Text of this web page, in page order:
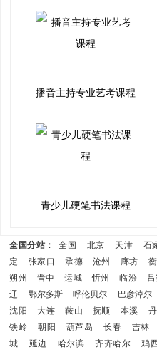
播音主持专业艺考课程
青少儿硬笔书法课程
全国分站： 全国 北京 天津 石
定
张家口 承德 沧州 廊坊
朔州
晋中 运城 忻州 临汾
辽
鄂尔多斯 呼伦贝尔 巴彦淖尔
沈阳
大连 鞍山 抚顺 本溪
铁岭
朝阳 葫芦岛 长春 吉林
城
延边 哈尔滨 齐齐哈尔 鸡